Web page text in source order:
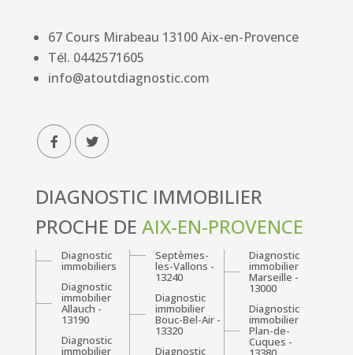
67 Cours Mirabeau 13100Aix-en-Provence
Tél. 0442571605
info@atoutdiagnostic.com
DIAGNOSTIC IMMOBILIER
PROCHE DE AIX-EN-PROVENCE
Diagnostic
immobiliers
Diagnostic
immobilier
Allauch -
13190
Diagnostic
immobilier
Septèmes-
les-Vallons -
13240
Diagnostic
immobilier
Bouc-Bel-Air -
13320
Diagnostic
Diagnostic
immobilier
Marseille -
13000
Diagnostic
immobilier
Plan-de-
Cuques -